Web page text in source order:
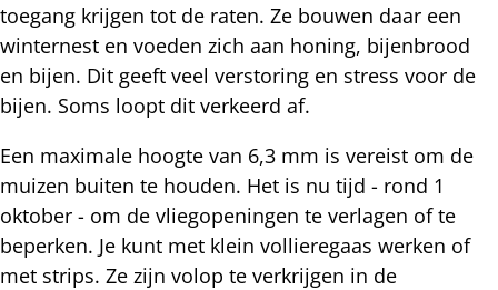
toegang krijgen tot de raten. Ze bouwen daar een
winternest en voeden zich aan honing, bijenbrood
en bijen. Dit geeft veel verstoring en stress voor de
bijen. Soms loopt dit verkeerd af.
Een maximale hoogte van 6,3 mm is vereist om de
muizen buiten te houden. Het is nu tijd - rond 1
oktober - om de vliegopeningen te verlagen of te
beperken. Je kunt met klein vollieregaas werken of
met strips. Ze zijn volop te verkrijgen in de